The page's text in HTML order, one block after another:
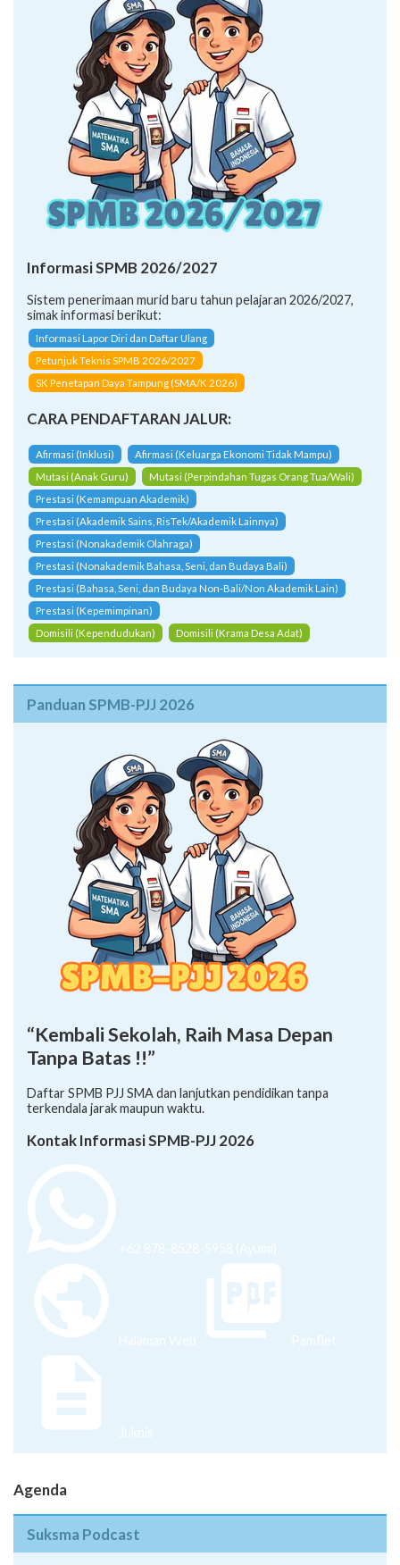
Informasi SPMB 2026/2027
Sistem penerimaan murid baru tahun pelajaran 2026/2027,
simak informasi berikut:
Informasi Lapor Diri dan Daftar Ulang
Petunjuk Teknis SPMB 2026/2027
SK Penetapan Daya Tampung (SMA/K 2026)
CARA PENDAFTARAN JALUR:
Afirmasi (Inklusi)
Afirmasi (Keluarga Ekonomi Tidak Mampu)
Mutasi (Anak Guru)
Mutasi (Perpindahan Tugas Orang Tua/Wali)
Prestasi (Kemampuan Akademik)
Prestasi (Akademik Sains, RisTek/Akademik Lainnya)
Prestasi (Nonakademik Olahraga)
Prestasi (Nonakademik Bahasa, Seni, dan Budaya Bali)
Prestasi (Bahasa, Seni, dan Budaya Non-Bali/Non Akademik Lain)
Prestasi (Kepemimpinan)
Domisili (Kependudukan)
Domisili (Krama Desa Adat)
Panduan SPMB-PJJ 2026
“Kembali Sekolah, Raih Masa Depan
Tanpa Batas !!”
Daftar SPMB PJJ SMA dan lanjutkan pendidikan tanpa
terkendala jarak maupun waktu.
Kontak Informasi SPMB-PJJ 2026
+62 878-8528-5958 (Ayumi)
Halaman Web Pamflet
Juknis
Agenda
Suksma Podcast